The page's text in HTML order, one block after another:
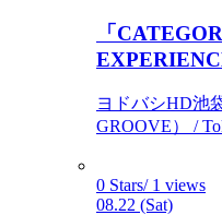
「
ヨドバシHD池
GROOVE） /
0 Stars/ 1 views
08.22 (Sat)